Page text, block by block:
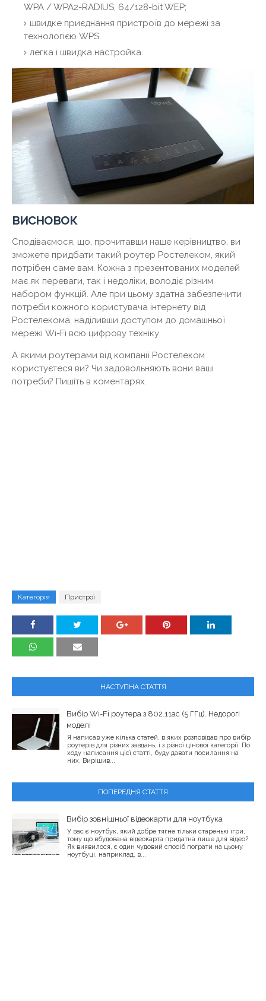
WPA / WPA2-RADIUS, 64/128-bit WEP;
швидке приєднання пристроїв до мережі за
технологією WPS.
легка і швидка настройка.
висновок
Сподіваємося, що, прочитавши наше керівництво, ви
зможете придбати такий роутер Ростелеком, який
потрібен саме вам. Кожна з презентованих моделей
має як переваги, так і недоліки, володіє різним
набором функцій. Але при цьому здатна забезпечити
потреби кожного користувача інтернету від
Ростелекома, наділивши доступом до домашньої
мережі Wi-Fi всю цифрову техніку.
А якими роутерами від компанії Ростелеком
користуєтеся ви? Чи задовольняють вони ваші
потреби? Пишіть в коментарях.
Категорія Пристрої
НАСТУПНА СТАТТЯ
Вибір Wi-Fi роутера з 802.11ac (5 ГГц). Недорогі
моделі
Я написав уже кілька статей, в яких розповідав про вибір
роутерів для різних завдань, і з різної цінової категорії. По
ходу написання цієї статті, буду давати посилання на
них. Вирішив...
ПОПЕРЕДНЯ СТАТТЯ
Вибір зовнішньої відеокарти для ноутбука
У вас є ноутбук, який добре тягне тільки старенькі ігри,
тому що вбудована відеокарта придатна лише для відео?
Як виявилося, є один чудовий спосіб пограти на цьому
ноутбуці, наприклад, в...